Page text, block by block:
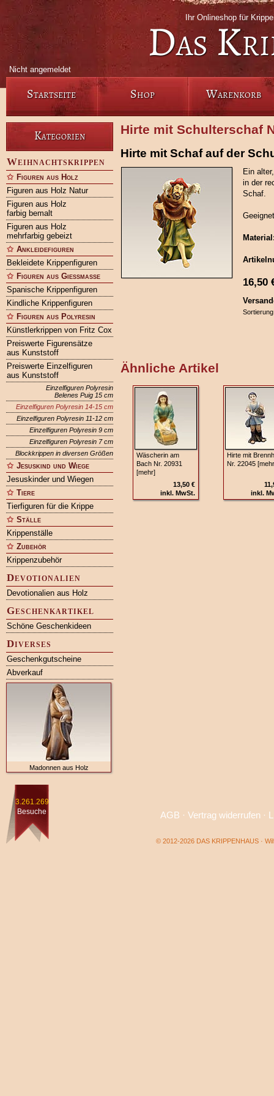
Ihr Onlineshop für
Das
Nicht angemeldet
Startseite Shop Warenkorb
Kategorien
Weihnachtskrippen
Figuren aus Holz
Figuren aus Holz Natur
Figuren aus Holz
farbig bemalt
Figuren aus Holz
mehrfarbig gebeizt
Ankleidefiguren
Bekleidete Krippenfiguren
Figuren aus Gießmasse
Spanische Krippenfiguren
Kindliche Krippenfiguren
Figuren aus Polyresin
Künstlerkrippen von Fritz Cox
Preiswerte Figurensätze
aus Kunststoff
Preiswerte Einzelfiguren
aus Kunststoff
Einzelfiguren Polyresin
Belenes Puig 15 cm
Einzelfiguren Polyresin 14-15 cm
Einzelfiguren Polyresin 11-12 cm
Einzelfiguren Polyresin 9 cm
Einzelfiguren Polyresin 7 cm
Blockkrippen in diversen Größen
Jesuskind und Wiege
Jesuskinder und Wiegen
Tiere
Tierfiguren für die Krippe
Ställe
Krippenställe
Zubehör
Krippenzubehör
Devotionalien
Devotionalien aus Holz
Geschenkartikel
Schöne Geschenkideen
Diverses
Geschenkgutscheine
Abverkauf
Madonnen aus Holz
Hirte mit Schulterschaf
Hirte mit Schaf auf der
Ein
in der
Schaf.
16,50
Ähnliche Artikel
Wäscherin am
Bach Nr. 20931
[mehr]
13,50 €
inkl. MwSt.
Hirte mit
Nr. 22045
inkl.
3.261.269
Besuche
AGB · Vertrag widerrufen·
© 2012-2026 DAS KRIPPENHAUS ·